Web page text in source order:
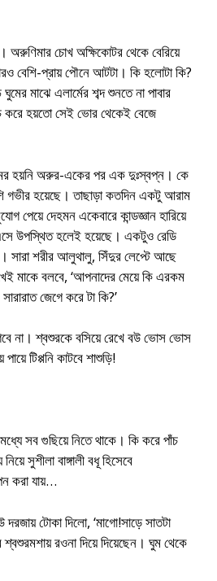
অরুণিমার চোখ অক্ষিকোটর থেকে বেরিয়ে
বেশি-প্রায় পৌনে আটটা। কি হলোটা কি?
মাঝে এলার্মের শব্দ শুনতে না পাবার
হয়তো সেই ভোর থেকেই বেজে
হয়নি অরুর-একের পর এক দুঃস্বপ্ন। কে
গভীর হয়েছে। তাছাড়া কতদিন একটু আরাম
পেয়ে দেহমন একেবারে কান্ডজ্ঞান হারিয়ে
উপস্থিত হলেই হয়েছে। একটুও রেডি
সারা শরীর আলুথালু, সিঁদুর লেপ্টে আছে
মাকে বলবে, ‘আপনাদের মেয়ে কি এরকম
জেগে করে টা কি?’
না। শ্বশুরকে বসিয়ে রেখে বউ ভোস ভোস
টিপ্পনি কাটবে শাশুড়ি!
সব গুছিয়ে নিতে থাকে। কি করে পাঁচ
সুশীলা বাঙ্গালী বধূ হিসেবে
করা যায়…
টোকা দিলো, ‘মাগো!সাড়ে সাতটা
রওনা দিয়ে দিয়েছেন। ঘুম থেকে